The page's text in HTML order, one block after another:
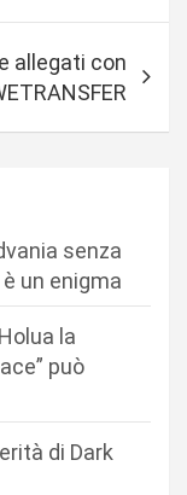
allegati con
senza
un enigma
la
può
di Dark